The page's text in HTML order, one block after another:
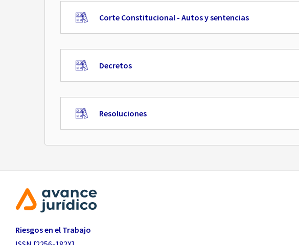
Corte Constitucional - Autos y sentencias
Decretos
Resoluciones
Riesgos en el Trabajo